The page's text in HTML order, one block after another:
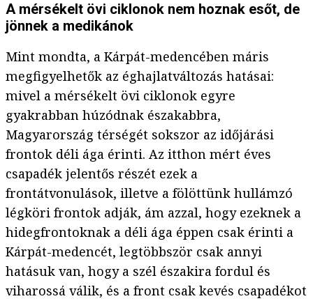
A mérsékelt övi ciklonok nem hoznak esőt, de
jönnek a medikánok
Mint mondta, a Kárpát-medencében máris
megfigyelhetők az éghajlatváltozás hatásai:
mivel a mérsékelt övi ciklonok egyre
gyakrabban húzódnak északabbra,
Magyarország térségét sokszor az időjárási
frontok déli ága érinti. Az itthon mért éves
csapadék jelentős részét ezek a
frontátvonulások, illetve a fölöttünk hullámzó
légköri frontok adják, ám azzal, hogy ezeknek a
hidegfrontoknak a déli ága éppen csak érinti a
Kárpát-medencét, legtöbbször csak annyi
hatásuk van, hogy a szél északira fordul és
viharossá válik, és a front csak kevés csapadékot